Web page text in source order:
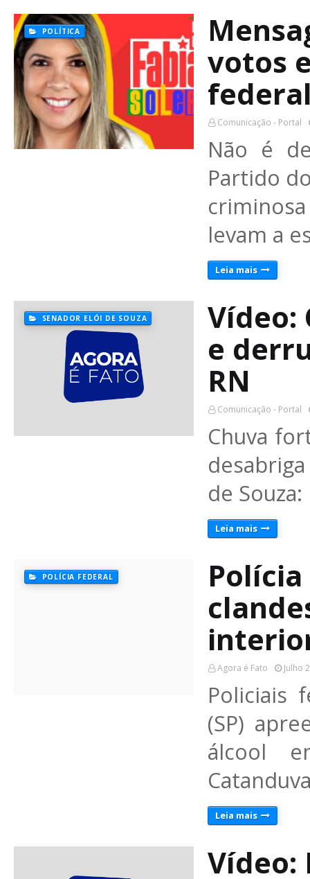
POLÍTICA
votos
Comunicação - Portal
Não é
Partido
levam a
Leia mais
SENADOR ELÓI DE SOUZA
Vídeo:
e
RN
Comunicação - Portal
Chuva
de Souza:
Leia mais
POLÍCIA FEDERAL
Agora é Fato Julho
Policiais
(SP)
álcool
Leia mais
Vídeo: